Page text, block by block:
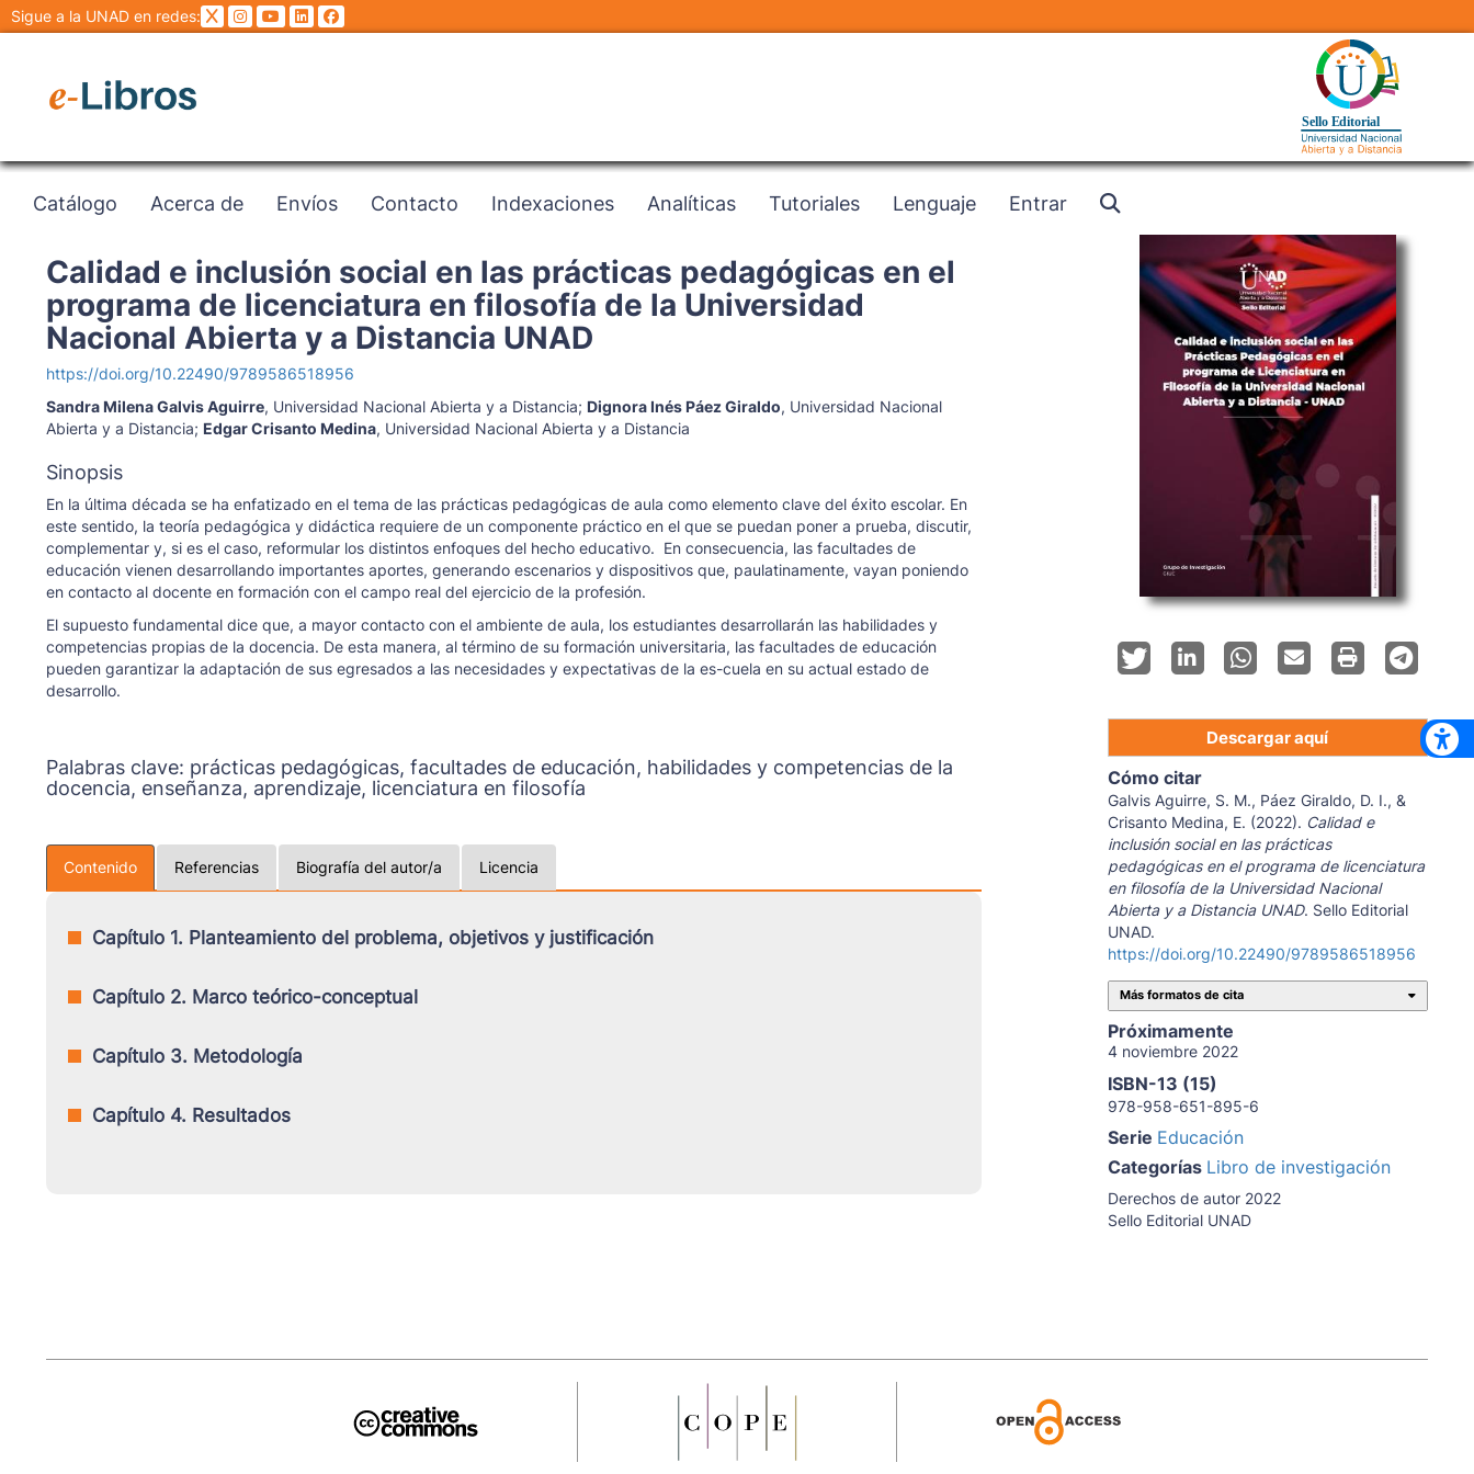
Sigue a la UNAD en redes:
Catálogo Acerca de Envíos Contacto Indexaciones Analíticas Tutoriales Lenguaje Entrar
Calidad e inclusión social en las prácticas pedagógicas en el
programa de licenciatura en filosofía de la Universidad
Nacional Abierta y a Distancia UNAD
https://doi.org/10.22490/9789586518956
Sandra Milena Galvis Aguirre, Universidad Nacional Abierta y a Distancia; Dignora Inés Páez Giraldo, Universidad Nacional
Abierta y a Distancia; Edgar Crisanto Medina, Universidad Nacional Abierta y a Distancia
Sinopsis
En la última década se ha enfatizado en el tema de las prácticas pedagógicas de aula como elemento clave del éxito escolar. En
este sentido, la teoría pedagógica y didáctica requiere de un componente práctico en el que se puedan poner a prueba, discutir,
complementar y, si es el caso, reformular los distintos enfoques del hecho educativo. En consecuencia, las facultades de
educación vienen desarrollando importantes aportes, generando escenarios y dispositivos que, paulatinamente, vayan poniendo
en contacto al docente en formación con el campo real del ejercicio de la profesión.
El supuesto fundamental dice que, a mayor contacto con el ambiente de aula, los estudiantes desarrollarán las habilidades y
competencias propias de la docencia. De esta manera, al término de su formación universitaria, las facultades de educación
pueden garantizar la adaptación de sus egresados a las necesidades y expectativas de la es-cuela en su actual estado de
desarrollo.
Palabras clave: prácticas pedagógicas, facultades de educación, habilidades y competencias de la
docencia, enseñanza, aprendizaje, licenciatura en filosofía
Contenido Referencias Biografía del autor/a Licencia
Capítulo 1. Planteamiento del problema, objetivos y justificación
Capítulo 2. Marco teórico-conceptual
Capítulo 3. Metodología
Capítulo 4. Resultados
Descargar aquí
ISBN-13 (15)
978-958-651-895-6
Cómo citar
Galvis Aguirre, S. M., Páez Giraldo, D. I., &
Crisanto Medina, E. (2022). Calidad e
inclusión social en las prácticas
pedagógicas en el programa de licenciatura
en filosofía de la Universidad Nacional
Abierta y a Distancia UNAD. Sello Editorial
UNAD.
https://doi.org/10.22490/9789586518956
Más formatos de cita
Serie Educación
Categorías Libro de investigación
Derechos de autor 2022
Sello Editorial UNAD
Próximamente
4 noviembre 2022